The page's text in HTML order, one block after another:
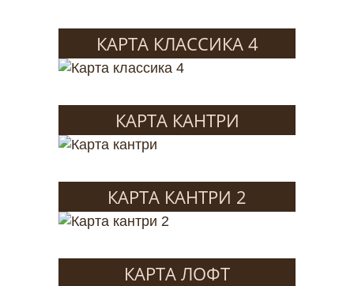
КАРТА КЛАССИКА 4
КАРТА КАНТРИ
КАРТА КАНТРИ 2
КАРТА ЛОФТ